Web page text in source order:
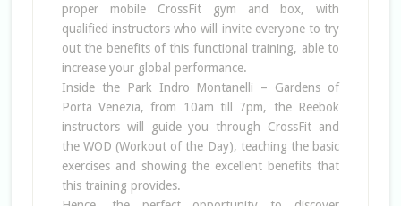
proper mobile CrossFit gym and box, with
qualified instructors who will invite everyone to try
out the benefits of this functional training, able to
increase your global performance.
Inside the Park Indro Montanelli – Gardens of
Porta Venezia, from 10am till 7pm, the Reebok
instructors will guide you through CrossFit and
the WOD (Workout of the Day), teaching the basic
exercises and showing the excellent benefits that
this training provides.